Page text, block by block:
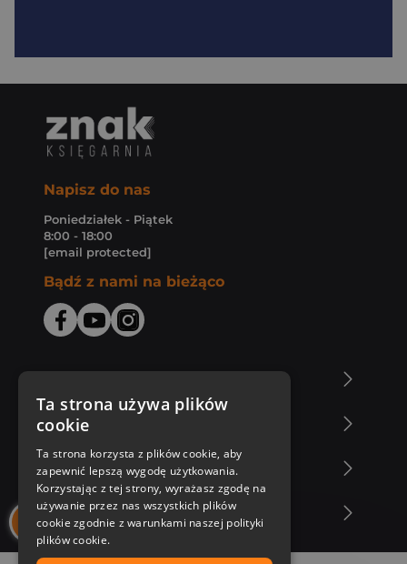
Napisz do nas
Poniedziałek - Piątek
8:00 - 18:00
[email protected]
Bądź z nami na bieżąco
Zakupy u nas
Nasza oferta
Nasi autorzy
Ta strona używa plików
cookie
Ta strona korzysta z plików cookie, aby
zapewnić lepszą wygodę użytkowania.
Korzystając z tej strony, wyrażasz zgodę na
używanie przez nas wszystkich plików
cookie zgodnie z warunkami naszej polityki
plików cookie.